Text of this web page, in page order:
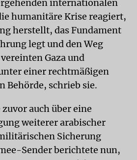
internationalen
humanitäre Krise reagiert,
herstellt, das Fundament
legt und den Weg
Gaza und
einer rechtmäßigen
Behörde, schrieb sie.
auch über eine
weiterer arabischer
Sicherung
Sender berichtete nun,